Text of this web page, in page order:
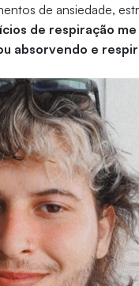
de ansiedade,
de respiração
absorvendo e